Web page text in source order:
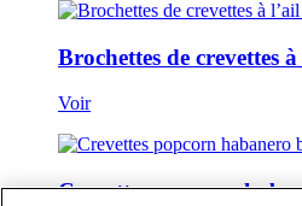
Brochettes de crevettes
Voir
Crevettes popcorn